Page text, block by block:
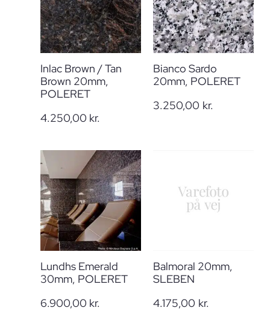
Inlac Brown / Tan
Brown 20mm,
POLERET
4.250,00 kr.
Bianco Sardo
20mm, POLERET
3.250,00 kr.
Lundhs Emerald
30mm, POLERET
6.900,00 kr.
Balmoral 20mm,
SLEBEN
4.175,00 kr.